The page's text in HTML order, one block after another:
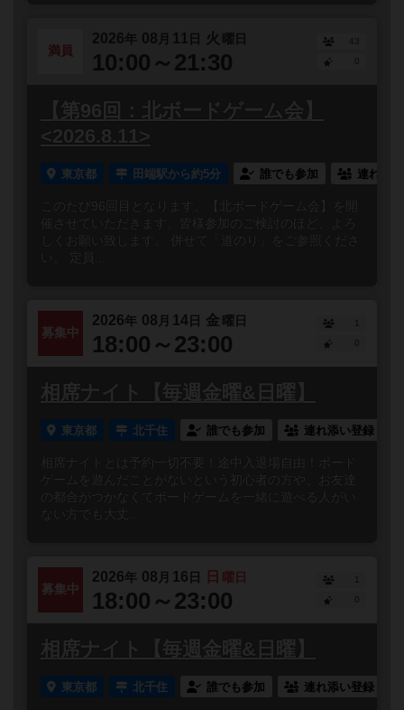
満員
2026年 08 月 日 火 曜日
10:00～21:30
43
【第96回：北ボードゲーム会】
<2026.8.11>
東京都 田端駅から約5分 誰でも参加 連れ添
このたび96回目となります、【北ボードゲーム会】を開
催させていただきます。皆様参加のご検討のほど、よろ
しくお願い致します。 併せて「道のり」をご参照くださ
募集中
2026年 08 月 14 日 金曜日
18:00～23:00
1
相席ナイト【毎週金曜&日曜】
東京都 北千住 誰でも参加 連れ添い登録
相席ナイトとは予約一切不要！途中入退場自由！ボード
ゲームを遊んだことがないという初心者の方や、お友達
の都合がつかなくてボードゲームを一緒に遊べる人がい
ない方でも大丈...
募集中
2026年 08 月 16 日 日 曜日
18:00～23:00
1
相席ナイト【毎週金曜&日曜】
東京都 北千住 誰でも参加 連れ添い登録